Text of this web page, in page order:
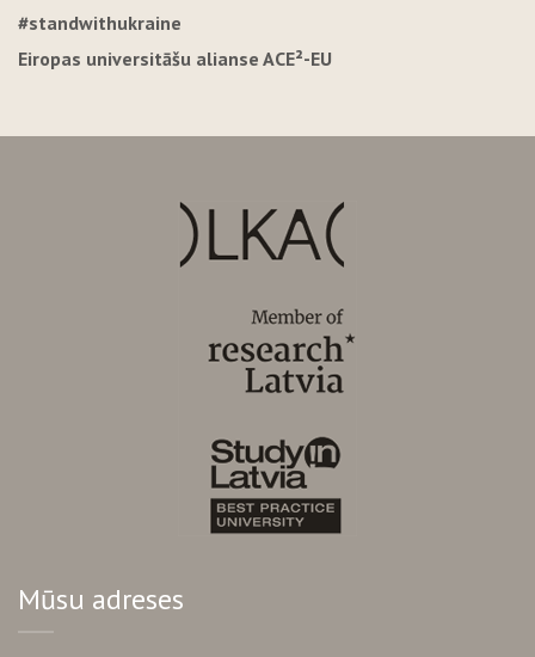
#standwithukraine
Eiropas universitāšu alianse ACE²-EU
Mūsu adreses